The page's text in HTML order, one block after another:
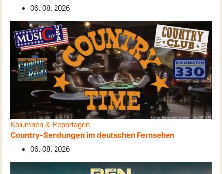
06. 08. 2026
Kolumnen & Reportagen
Country-Sendungen im deutschen Fernsehen
06. 08. 2026